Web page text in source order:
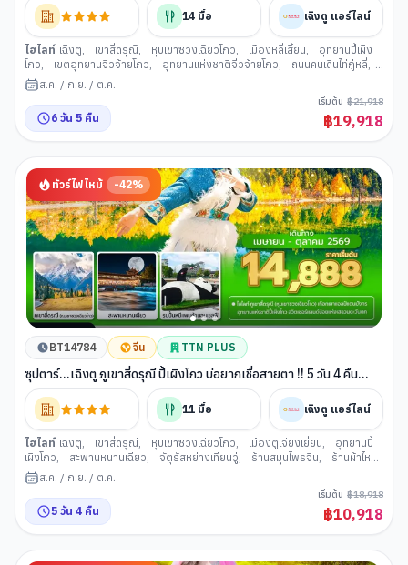
14 มื้อ เฉิงตู แอร์ไลน์
ไฮไลท์ เฉิงตู, เขาสี่ดรุณี, หุบเขาซวงเฉียวโกว, เมืองหลี่เสี้ยน,
อุทยานปี้เผิง
โกว, เขตอุทยานจิ่วจ้ายโกว, อุทยานแห่งชาติจิ่วจ้ายโกว, ถนนคนเดินไท่กู่หลี่,
ถนนคนเดินชุนซีลู่ , ร้านสมุนไพรจีน
(เมืองเฉิงตู)
ส.ค. / ก.ย. / ต.ค.
6 วัน 5 คืน
เริ่มต้น ฿21,918
฿19,918
ทัวร์ไฟไหม้ -42%
BT14784 จีน TTN PLUS
ซุปตาร์...เฉิงตู ภูเขาสี่ดรุณี ปี้เผิงโกว บ่อยากเชื่อสายตา !! 5 วัน 4 คืน
(APR - OCT 26) บินดึก-กลับค่ำ
11 มื้อ เฉิงตู แอร์ไลน์
ไฮไลท์ เฉิงตู, เขาสี่ดรุณี, หุบเขาซวงเฉียวโกว, เมืองตูเจียงเยี่ยน,
อุทยานปี้
เผิงโกว, สะพานหนานเฉียว, จัตุรัสหย่างเทียนวู่, ร้านสมุนไพรจีน, ร้านผ้าไหม,
วัดต้าสือ (เฉิงตู) , ถนนคนเดินไท่กู่หลี่
กว้างแคบ (เมืองเฉิงตู)
ส.ค. / ก.ย. / ต.ค.
5 วัน 4 คืน
เริ่มต้น ฿18,918
฿10,918